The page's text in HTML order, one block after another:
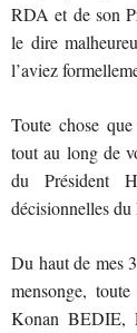
RDA et de son
le dire
l’aviez
Toute chose
tout au long de
du Président
décisionnelles
Du haut de mes
mensonge,
Konan BEDIE,